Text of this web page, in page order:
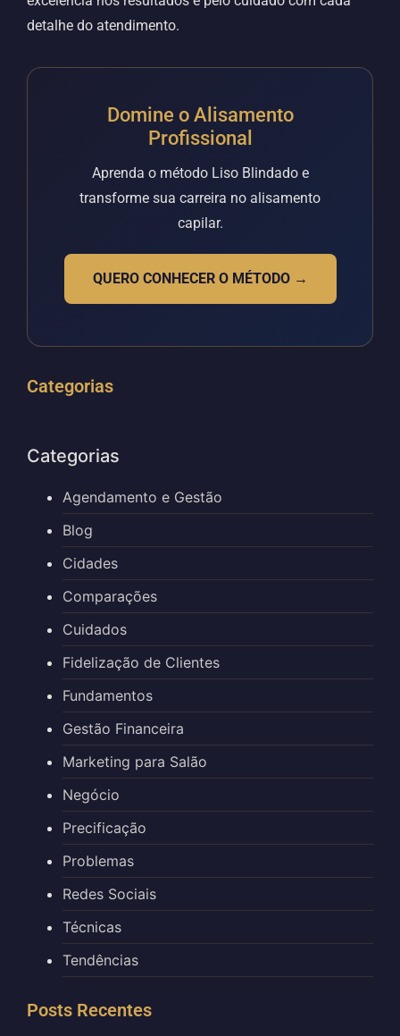
detalhe do atendimento.
Domine o Alisamento
Profissional
Aprenda o método Liso Blindado e
transforme sua carreira no alisamento
capilar.
QUERO CONHECER O MÉTODO →
Categorias
Categorias
Agendamento e Gestão
Blog
Cidades
Comparações
Cuidados
Fidelização de Clientes
Fundamentos
Gestão Financeira
Marketing para Salão
Negócio
Precificação
Problemas
Redes Sociais
Técnicas
Tendências
Posts Recentes